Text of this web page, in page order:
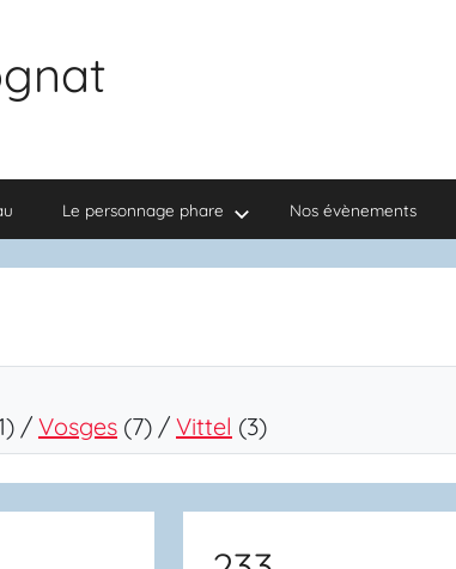
Le personnage phare Nos évènements
/ Vosges (7) / Vittel (3)